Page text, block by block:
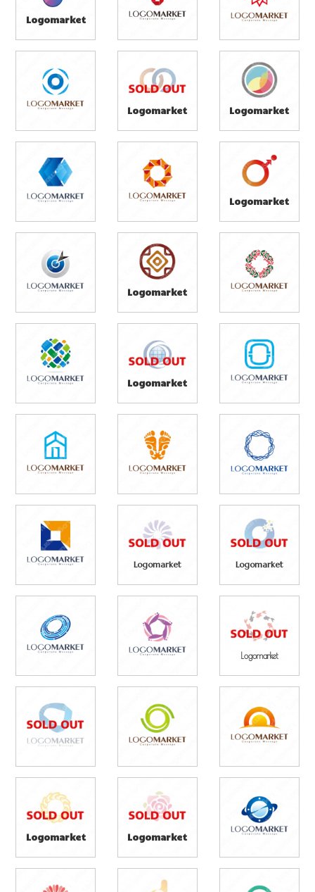
Logomarket
Logomarket Logomarket
Logomarket
Logomarket
Logomarket
Logomarket Logomarket
Logomarket
Logomarket Logomarket